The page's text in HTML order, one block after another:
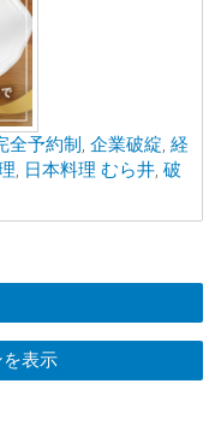
全予約制 , 企業破綻, 経
, 日本料理 むら井, 破
表示